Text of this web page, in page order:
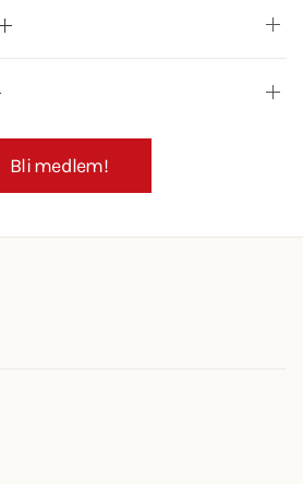
Bli medlem!